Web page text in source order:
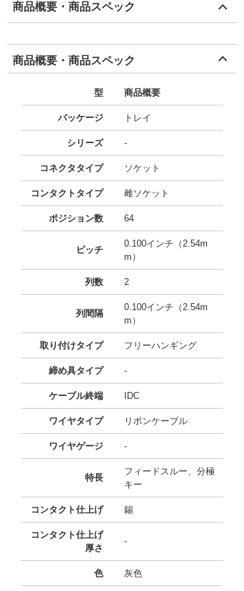
商品概要・商品スペック
商品概要・商品スペック
型 商品概要
パッケージ トレイ
シリーズ -
コネクタタイプ ソケット
コンタクトタイプ 雌ソケット
ポジション数 64
ピッチ
0.100インチ（2.54m
m）
列数 2
列間隔
0.100インチ（2.54m
m）
取り付けタイプ フリーハンギング
締め具タイプ -
ケーブル終端 IDC
ワイヤタイプ リボンケーブル
ワイヤゲージ -
特長
フィードスルー、分極
キー
コンタクト仕上げ 錫
コンタクト仕上げ
厚さ
-
色 灰色